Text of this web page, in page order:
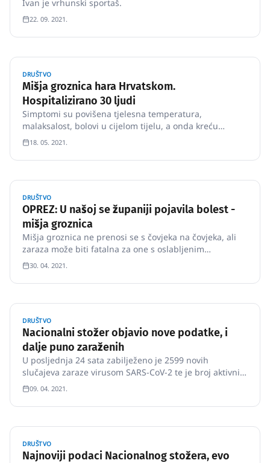
Ivan je vrhunski sportaš.
22. 09. 2021.
DRUŠTVO
Mišja groznica hara Hrvatskom.
Hospitalizirano 30 ljudi
Simptomi su povišena tjelesna temperatura,
malaksalost, bolovi u cijelom tijelu, a onda kreću
znakovi zatajenja bubrega Bolest koja vreba iz šuma,
ali i podruma i tavana, već je “spremila” u bolnicu oko
30 ljudi u Hrvatskoj.
18. 05. 2021.
DRUŠTVO
OPREZ: U našoj se županiji pojavila bolest -
mišja groznica
Mišja groznica ne prenosi se s čovjeka na čovjeka, ali
zaraza može biti fatalna za one s oslabljenim
organizmom.
30. 04. 2021.
DRUŠTVO
Nacionalni stožer objavio nove podatke, i
dalje puno zaraženih
U posljednja 24 sata zabilježeno je 2599 novih
slučajeva zaraze virusom SARS-CoV-2 te je broj aktivnih
slučajeva u Hrvatskoj danas ukupno 13200 Među njima
su 1 768 pacijenata na bolničkom liječenju, od toga je
na respiratoru 175 pacijenata.
09. 04. 2021.
DRUŠTVO
Najnoviji podaci Nacionalnog stožera, evo